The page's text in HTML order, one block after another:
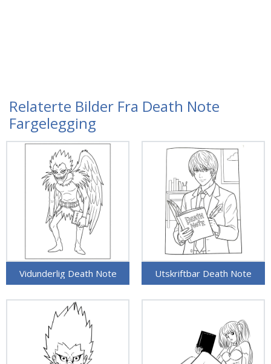
Relaterte Bilder Fra Death Note
Fargelegging
Vidunderlig Death Note Utskriftbar Death Note